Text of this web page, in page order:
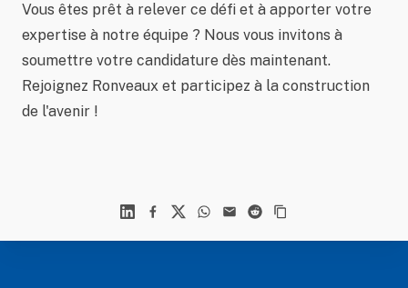
Vous êtes prêt à relever ce défi et à apporter votre
expertise à notre équipe ? Nous vous invitons à
soumettre votre candidature dès maintenant.
Rejoignez Ronveaux et participez à la construction
de l'avenir !
LinkedinFacebook
X WhatsApp
MailReddit